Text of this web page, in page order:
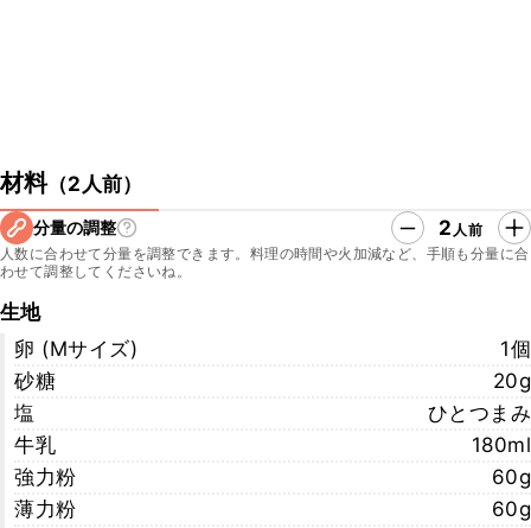
材料（2人前）
分量の調整 2 人前
人数に合わせて分量を調整できます。料理の時間や火加減など、手順も分量に合
わせて調整してくださいね。
生地
卵 (Mサイズ)
1個
砂糖
20g
塩
ひとつまみ
牛乳
180ml
強力粉
60g
薄力粉
60g